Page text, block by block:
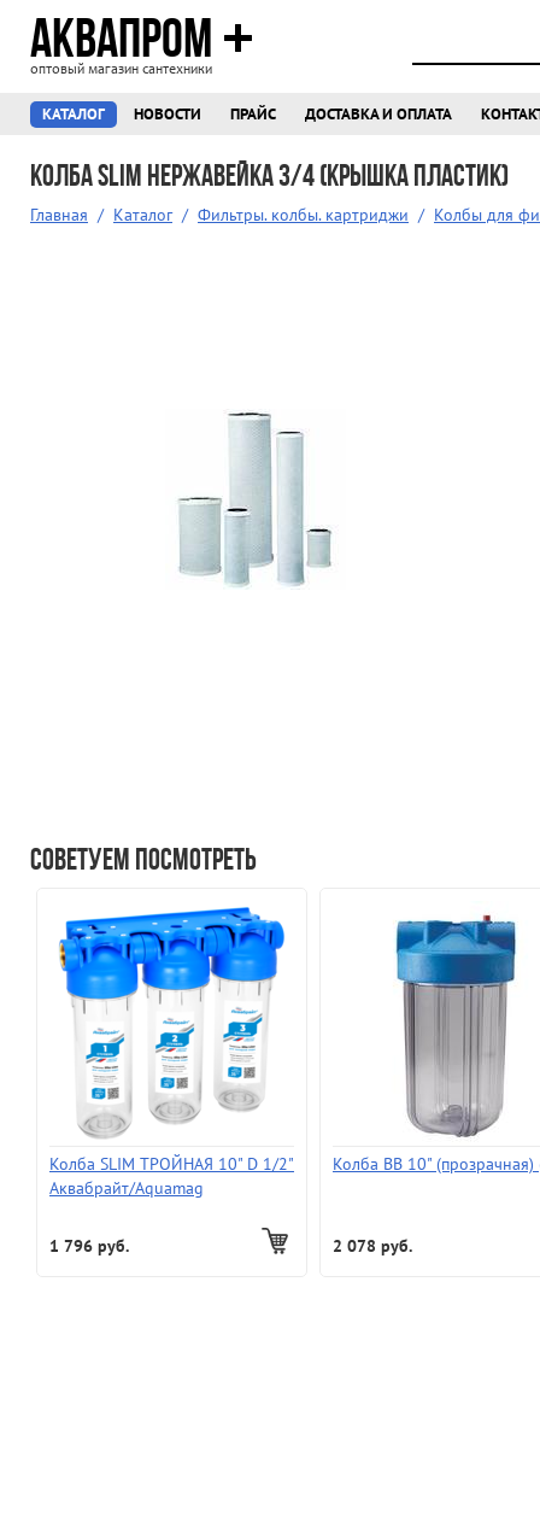
АКВАПРОМ
оптовый магазин сантехники
КАТАЛОГ НОВОСТИ ПРАЙС ДОСТАВКА И ОПЛАТА
Колба SLIM нержавейка 3/4 (крышка пластик)
Главная / Каталог / Фильтры. колбы. картриджи / Колбы для
Советуем посмотреть
Колба SLIM ТРОЙНАЯ 10" D 1/2"
Аквабрайт/Aquamag
1 796 руб.
Колба ВВ 10" (прозрачная)
2 078 руб.